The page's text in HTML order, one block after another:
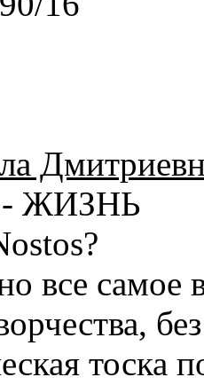
- ЖИЗНЬ
все самое
тоска